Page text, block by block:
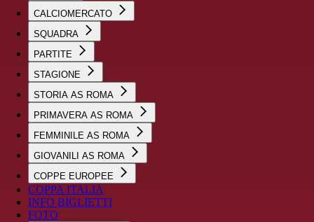
CALCIOMERCATO
SQUADRA
PARTITE
STAGIONE
STORIA AS ROMA
PRIMAVERA AS ROMA
FEMMINILE AS ROMA
GIOVANILI AS ROMA
COPPE EUROPEE
COPPA ITALIA
INFO BIGLIETTI
FOTO